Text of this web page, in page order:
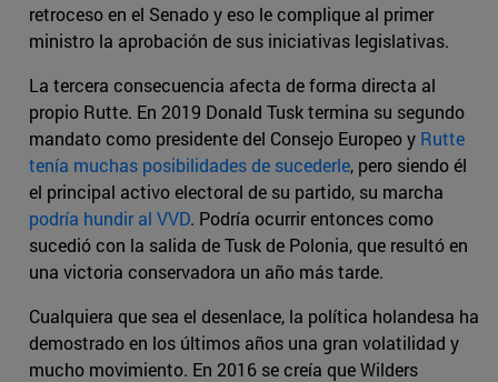
retroceso en el Senado y eso le complique al primer
ministro la aprobación de sus iniciativas legislativas.
La tercera consecuencia afecta de forma directa al
propio Rutte. En 2019 Donald Tusk termina su segundo
mandato como presidente del Consejo Europeo y Rutte
tenía muchas posibilidades de sucederle, pero siendo él
el principal activo electoral de su partido, su marcha
podría hundir al VVD. Podría ocurrir entonces como
sucedió con la salida de Tusk de Polonia, que resultó en
una victoria conservadora un año más tarde.
Cualquiera que sea el desenlace, la política holandesa ha
demostrado en los últimos años una gran volatilidad y
mucho movimiento. En 2016 se creía que Wilders